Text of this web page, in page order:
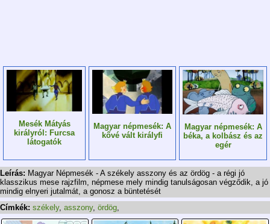
Mesék Mátyás
királyról: Furcsa
látogatók
Magyar népmesék: A
kővé vált királyfi
Magyar népmesék: A
béka, a kolbász és az
egér
Leírás: Magyar Népmesék - A székely asszony és az ördög - a régi jó
klasszikus mese rajzfilm, népmese mely mindig tanulságosan végződik, a jó
mindig elnyeri jutalmát, a gonosz a büntetését
Címkék: székely, asszony, ördög,